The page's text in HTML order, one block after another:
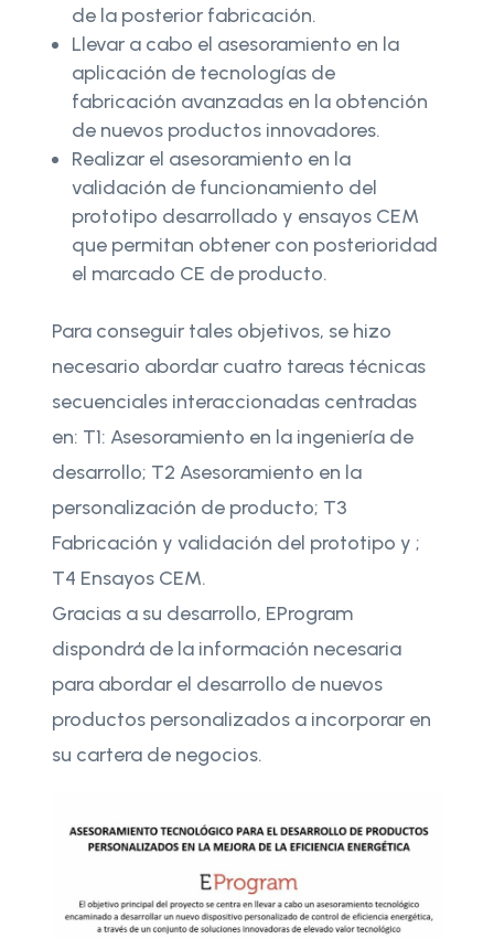
de la posterior fabricación.
Llevar a cabo el asesoramiento en la
aplicación de tecnologías de
fabricación avanzadas en la obtención
de nuevos productos innovadores.
Realizar el asesoramiento en la
validación de funcionamiento del
prototipo desarrollado y ensayos CEM
que permitan obtener con posterioridad
el marcado CE de producto.
Para conseguir tales objetivos, se hizo
necesario abordar cuatro tareas técnicas
secuenciales interaccionadas centradas
en: T1: Asesoramiento en la ingeniería de
desarrollo; T2 Asesoramiento en la
personalización de producto; T3
Fabricación y validación del prototipo y ;
T4 Ensayos CEM.
Gracias a su desarrollo, EProgram
dispondrá de la información necesaria
para abordar el desarrollo de nuevos
productos personalizados a incorporar en
su cartera de negocios.